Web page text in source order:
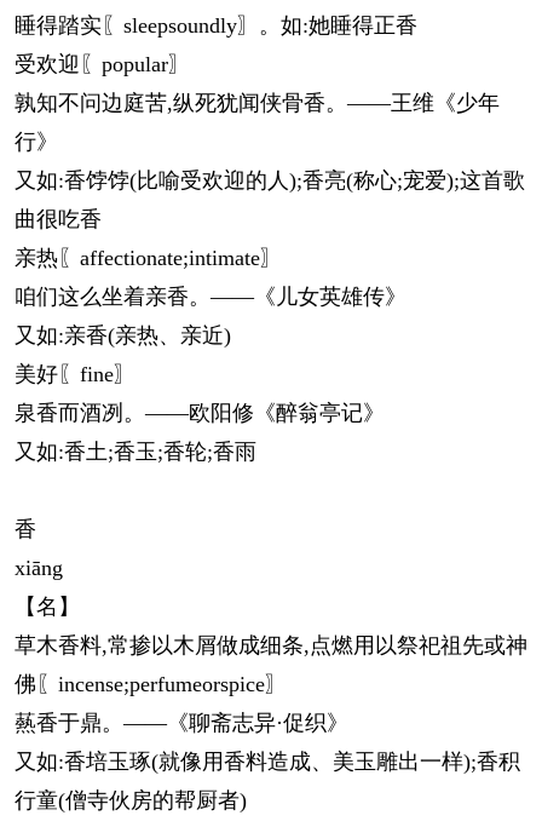
睡得踏实〖sleepsoundly〗。如:她睡得正香
受欢迎〖popular〗
孰知不问边庭苦,纵死犹闻侠骨香。——王维《少年
行》
又如:香饽饽(比喻受欢迎的人);香亮(称心;宠爱);这首歌
曲很吃香
亲热〖affectionate;intimate〗
咱们这么坐着亲香。——《儿女英雄传》
又如:亲香(亲热、亲近)
美好〖fine〗
泉香而酒冽。——欧阳修《醉翁亭记》
又如:香土;香玉;香轮;香雨
香
xiāng
【名】
草木香料,常掺以木屑做成细条,点燃用以祭祀祖先或神
佛〖incense;perfumeorspice〗
爇香于鼎。——《聊斋志异·促织》
又如:香培玉琢(就像用香料造成、美玉雕出一样);香积
行童(僧寺伙房的帮厨者)